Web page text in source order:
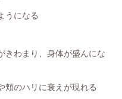
うになる
きわまり、身体が盛んにな
頬のハリに衰えが現れる